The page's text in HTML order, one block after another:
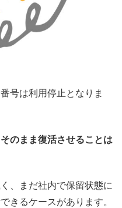
号は利用停止となりま
のまま復活させることは
、まだ社内で保留状態に
きるケースがあります。